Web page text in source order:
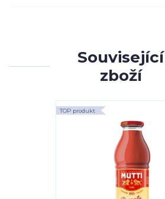
Související
zboží
TOP produkt